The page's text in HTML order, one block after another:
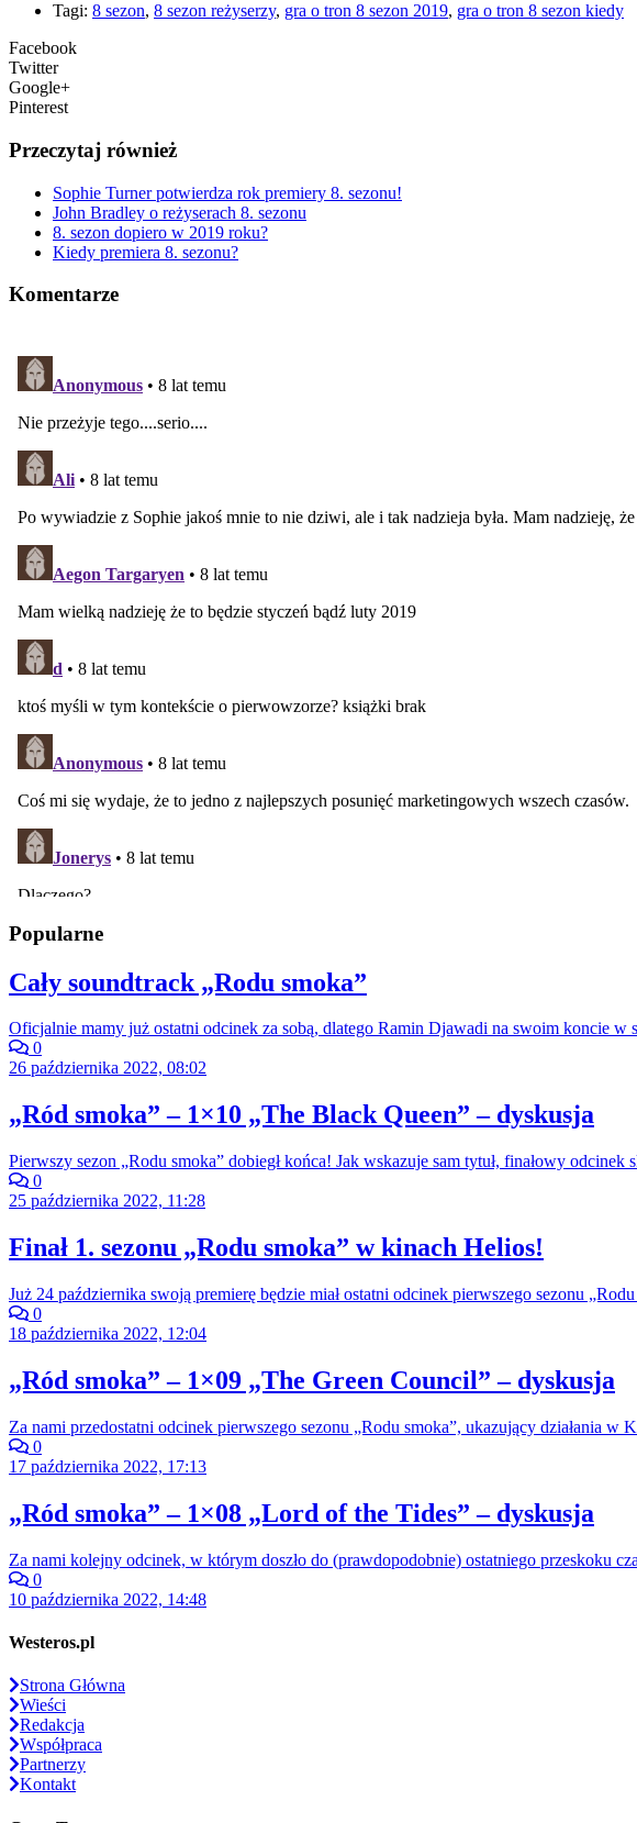
Tagi: 8 sezon, 8 sezon reżyserzy, gra o tron 8 sezon 2019, gra o tron 8 sezon kiedy
Facebook
Twitter
Google+
Pinterest
Przeczytaj również
Sophie Turner potwierdza rok premiery 8. sezonu!
John Bradley o reżyserach 8. sezonu
8. sezon dopiero w 2019 roku?
Kiedy premiera 8. sezonu?
Komentarze
Popularne
Cały soundtrack „Rodu smoka”
Oficjalnie mamy już ostatni odcinek za sobą, dlatego Ramin Djawadi na swoim koncie
0
26 października 2022, 08:02
„Ród smoka” – 1×10 „The Black Queen” – dyskusja
Pierwszy sezon „Rodu smoka” dobiegł końca! Jak wskazuje sam tytuł, finałowy
0
25 października 2022, 11:28
Finał 1. sezonu „Rodu smoka” w kinach Helios!
Już 24 października swoją premierę będzie miał ostatni odcinek pierwszego sezonu
0
18 października 2022, 12:04
„Ród smoka” – 1×09 „The Green Council” – dyskusja
Za nami przedostatni odcinek pierwszego sezonu „Rodu smoka”, ukazujący działania
0
17 października 2022, 17:13
„Ród smoka” – 1×08 „Lord of the Tides” – dyskusja
Za nami kolejny odcinek, w którym doszło do (prawdopodobnie) ostatniego przeskoku
0
10 października 2022, 14:48
Westeros.pl
Strona Główna
Wieści
Redakcja
Współpraca
Partnerzy
Kontakt